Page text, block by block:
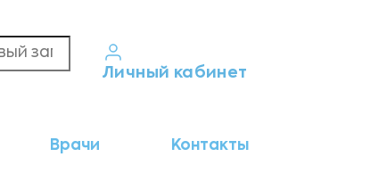
Личный кабинет
Врачи
Контакты